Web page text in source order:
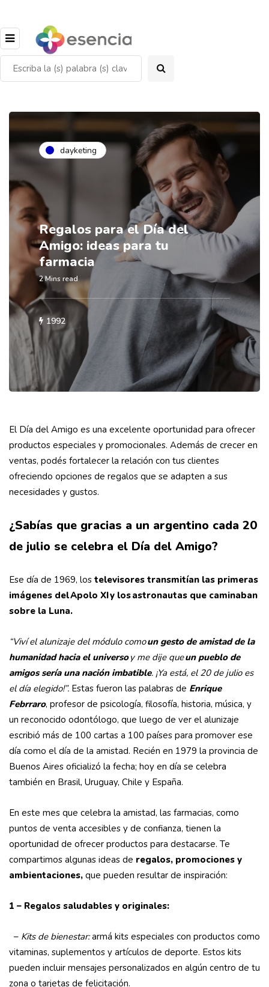
dayketing
Regalos para el Día del
Amigo: ideas para tu
farmacia
2 Mins read
1992
El Día del Amigo es una excelente oportunidad para ofrecer
productos especiales y promocionales. Además de crecer en
ventas, podés fortalecer la relación con tus clientes
ofreciendo opciones de regalos que se adapten a sus
necesidades y gustos.
¿Sabías que gracias a un argentino cada 20
de julio se celebra el Día del Amigo?
Ese día de 1969, los televisores transmitían las primeras
imágenes del Apolo XI y los astronautas que caminaban
sobre la Luna.
“Viví el alunizaje del módulo comoun gesto de amistad de la
humanidad hacia el universoy me dije queun pueblo de
amigos sería una nación imbatible. ¡Ya está, el 20 de julio es
el día elegido!”. Estas fueron las palabras de Enrique
Febrraro, profesor de psicología, filosofía, historia, música, y
un reconocido odontólogo, que luego de ver el alunizaje
escribió más de 100 cartas a 100 países para promover ese
día como el día de la amistad. Recién en 1979 la provincia de
Buenos Aires oficializó la fecha; hoy en día se celebra
también en Brasil, Uruguay, Chile y España.
En este mes que celebra la amistad, las farmacias, como
puntos de venta accesibles y de confianza, tienen la
oportunidad de ofrecer productos para destacarse. Te
compartimos algunas ideas de regalos, promociones y
ambientaciones, que pueden resultar de inspiración:
1 – Regalos saludables y originales:
– Kits de bienestar:armá kits especiales con productos como
vitaminas, suplementos y artículos de deporte. Estos kits
pueden incluir mensajes personalizados en algún centro de tu
zona o tarjetas de felicitación.